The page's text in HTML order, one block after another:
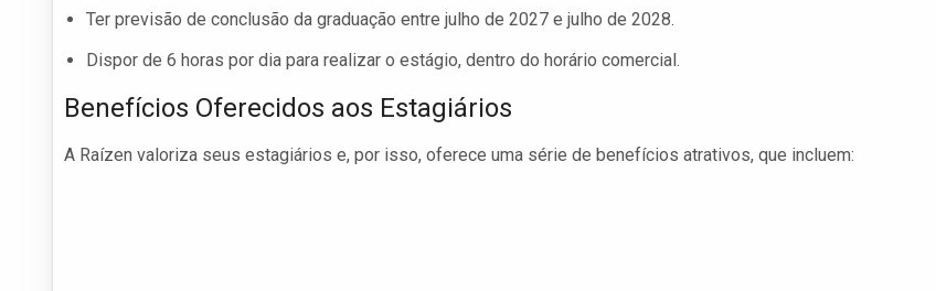
Ter previsão de conclusão da graduação entre julho de 2027 e julho de 2028.
Dispor de 6 horas por dia para realizar o estágio, dentro do horário comercial.
Benefícios Oferecidos aos Estagiários
A Raízen valoriza seus estagiários e, por isso, oferece uma série de benefícios atrativos, que incluem: